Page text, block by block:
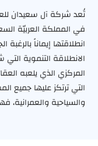
تُعد شركة آل سعيدان
في المملكة العربيّة
انطلاقتها إيماناً
الانطلاقة التنموية
المركزي الذي يلعبه
التي ترتكز عليها جميع
والسياحية
مهم للتنمية